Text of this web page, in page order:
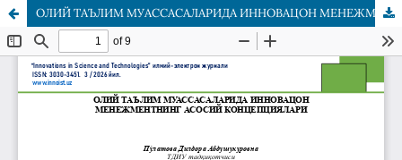
ОЛИЙ ТАЪЛИМ МУАССАСАЛАРИДА ИННОВAЦОН МЕНЕЖМЕНТНИНГ АСОСИЙ КОНЦЕПЦИЯЛАРИ